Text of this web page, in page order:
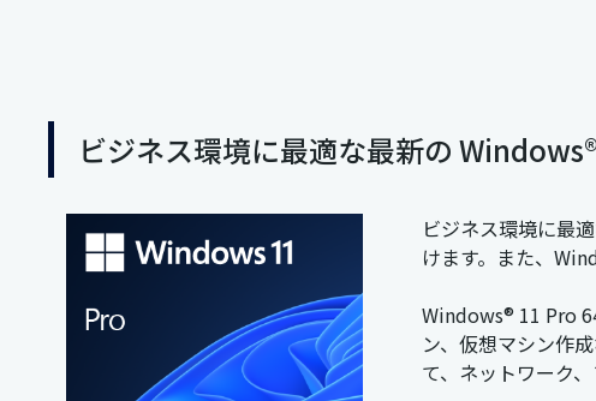
ビジネス環境に最適な最新の
ビジネス環境に最
けます。また、
Windows® 11 Pro
ン、仮想マシン作
て、ネットワーク